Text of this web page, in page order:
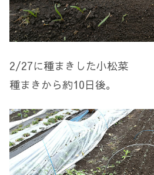
2/27に種まきした小松菜
種まきから約10日後。